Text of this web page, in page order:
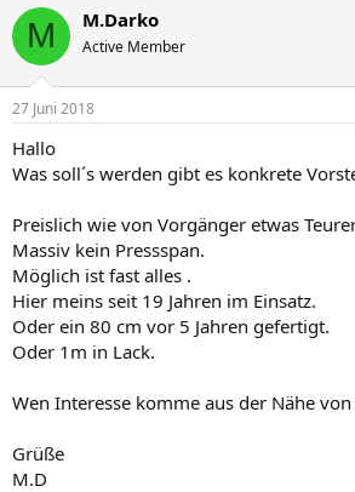
M M.Darko
Active Member
27 Juni 2018
Hallo
Was soll´s werden gibt es konkrete
Preislich wie von Vorgänger etwas
Massiv kein Pressspan.
Möglich ist fast alles .
Hier meins seit 19 Jahren im Einsatz.
Oder ein 80 cm vor 5 Jahren gefertigt.
Oder 1m in Lack.
Wen Interesse komme aus der Nähe
Grüße
M.D